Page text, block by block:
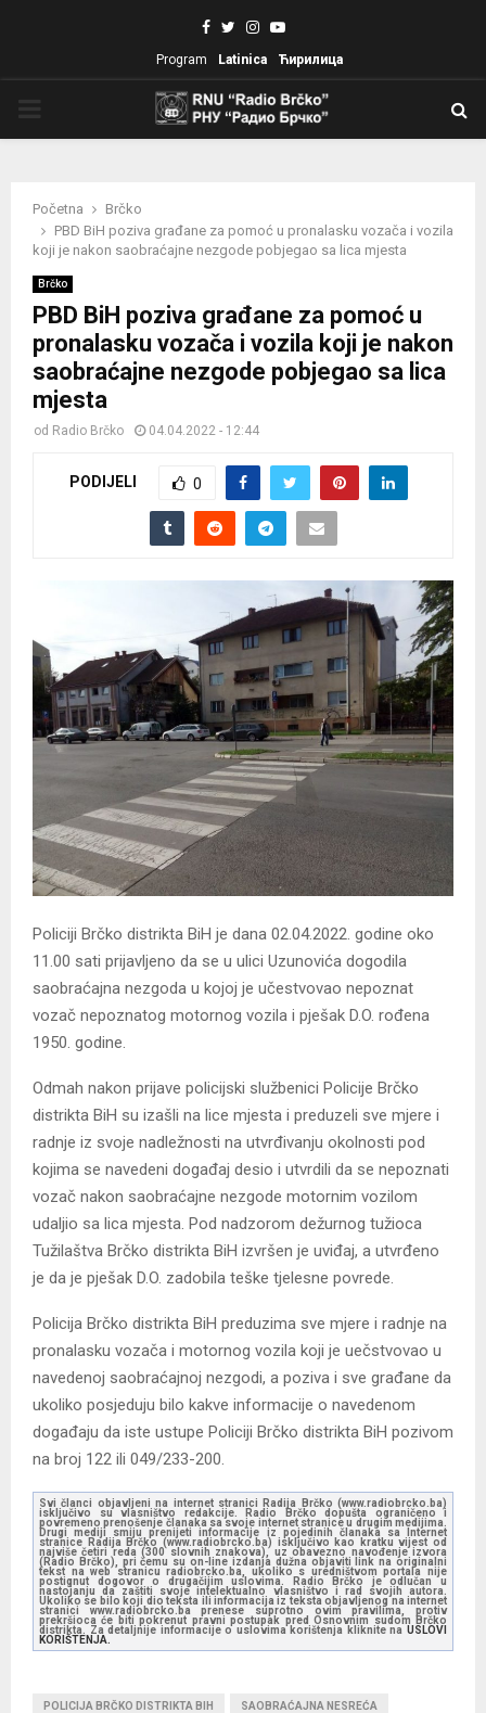
Facebook
TwitterInstagram
Youtube
Program Latinica Ћирилица
Početna
Brčko
PBD BiH poziva građane za pomoć u pronalasku vozača i vozila
koji je nakon saobraćajne nezgode pobjegao sa lica mjesta
Brčko
PBD BiH poziva građane za pomoć u
pronalasku vozača i vozila koji je nakon
saobraćajne nezgode pobjegao sa lica
mjesta
od Radio Brčko 04.04.2022 - 12:44
PODIJELI 0
Policiji Brčko distrikta BiH je dana 02.04.2022. godine oko
11.00 sati prijavljeno da se u ulici Uzunovića dogodila
saobraćajna nezgoda u kojoj je učestvovao nepoznat
vozač nepoznatog motornog vozila i pješak D.O. rođena
1950. godine.
Odmah nakon prijave policijski službenici Policije Brčko
distrikta BiH su izašli na lice mjesta i preduzeli sve mjere i
radnje iz svoje nadležnosti na utvrđivanju okolnosti pod
kojima se navedeni događaj desio i utvrdili da se nepoznati
vozač nakon saobraćajne nezgode motornim vozilom
udaljio sa lica mjesta. Pod nadzorom dežurnog tužioca
Tužilaštva Brčko distrikta BiH izvršen je uviđaj, a utvrđeno
je da je pješak D.O. zadobila teške tjelesne povrede.
Policija Brčko distrikta BiH preduzima sve mjere i radnje na
pronalasku vozača i motornog vozila koji je uečstvovao u
navedenoj saobraćajnoj nezgodi, a poziva i sve građane da
ukoliko posjeduju bilo kakve informacije o navedenom
događaju da iste ustupe Policiji Brčko distrikta BiH pozivom
na broj 122 ili 049/233-200.
Svi članci objavljeni na internet stranici Radija Brčko (www.radiobrcko.ba)
isključivo su vlasništvo redakcije. Radio Brčko dopušta ograničeno i
povremeno prenošenje članaka sa svoje internet stranice u drugim medijima.
Drugi mediji smiju prenijeti informacije iz pojedinih članaka sa Internet
stranice Radija Brčko (www.radiobrcko.ba) isključivo kao kratku vijest od
najviše četiri reda (300 slovnih znakova), uz obavezno navođenje izvora
(Radio Brčko), pri čemu su on-line izdanja dužna objaviti link na originalni
tekst na web stranicu radiobrcko.ba, ukoliko s uredništvom portala nije
postignut dogovor o drugačijim uslovima. Radio Brčko je odlučan u
nastojanju da zaštiti svoje intelektualno vlasništvo i rad svojih autora.
Ukoliko se bilo koji dio teksta ili informacija iz teksta objavljenog na internet
stranici www.radiobrcko.ba prenese suprotno ovim pravilima, protiv
prekršioca će biti pokrenut pravni postupak pred Osnovnim sudom Brčko
distrikta. Za detaljnije informacije o uslovima korištenja kliknite na USLOVI
KORIŠTENJA.
POLICIJA BRČKO DISTRIKTA BIH SAOBRAĆAJNA NESREĆA